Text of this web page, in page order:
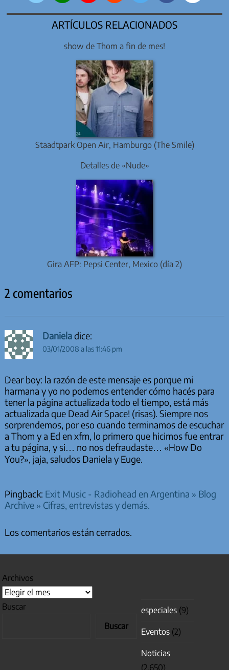
ARTÍCULOS RELACIONADOS
show de Thom a fin de mes!
Staadtpark Open Air, Hamburgo (The Smile)
Detalles de «Nude»
Gira AFP: Pepsi Center, Mexico (día 2)
2 comentarios
Danieladice:
03/01/2008 a las 11:46 pm
Dear boy: la razón de este mensaje es porque mi
harmana y yo no podemos entender cómo hacés para
tener la página actualizada todo el tiempo, está más
actualizada que Dead Air Space! (risas). Siempre nos
sorprendemos, por eso cuando terminamos de escuchar
a Thom y a Ed en xfm, lo primero que hicimos fue entrar
a tu página, y si… no nos defraudaste… «How Do
You?», jaja, saludos Daniela y Euge.
Pingback: Exit Music - Radiohead en Argentina » Blog
Archive » Cifras, entrevistas y demás.
Los comentarios están cerrados.
Archivos
Buscar
Buscar
especiales (9)
Eventos (2)
Noticias
(2.650)